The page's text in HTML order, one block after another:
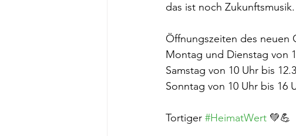
das ist noch Zukunftsmusik.
Öffnungszeiten des neuen
Montag und Dienstag von
Samstag von 10 Uhr bis
Sonntag von 10 Uhr bis 16
Tortiger #HeimatWert 💚💪